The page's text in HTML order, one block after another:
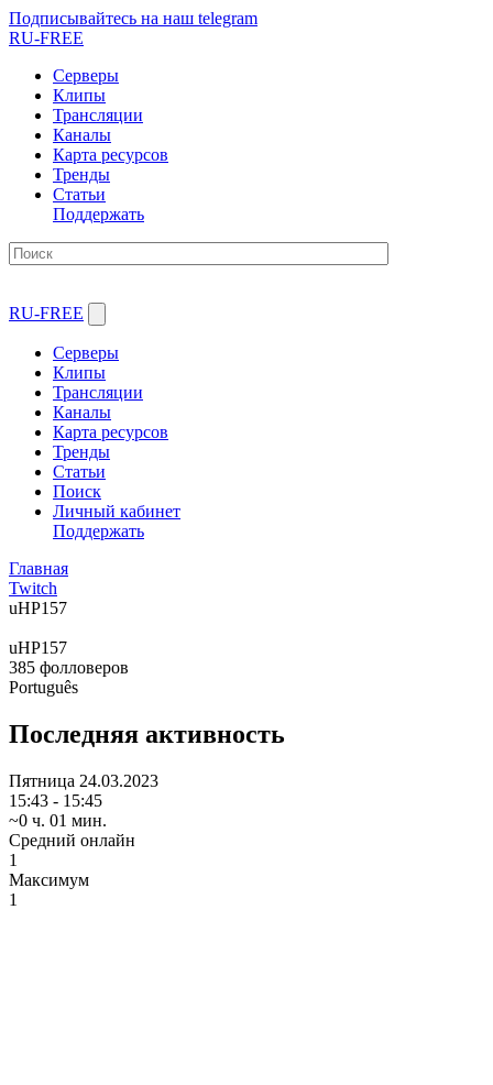
Подписывайтесь на наш telegram
RU-FREE
Серверы
Клипы
Трансляции
Каналы
Карта ресурсов
Тренды
Статьи
Поддержать
RU-FREE
Серверы
Клипы
Трансляции
Каналы
Карта ресурсов
Тренды
Статьи
Поиск
Личный кабинет
Поддержать
Главная
Twitch
uHP157
uHP157
385 фолловеров
Português
Последняя активность
Пятница 24.03.2023
15:43 - 15:45
~0 ч. 01 мин.
Средний онлайн
1
Максимум
1